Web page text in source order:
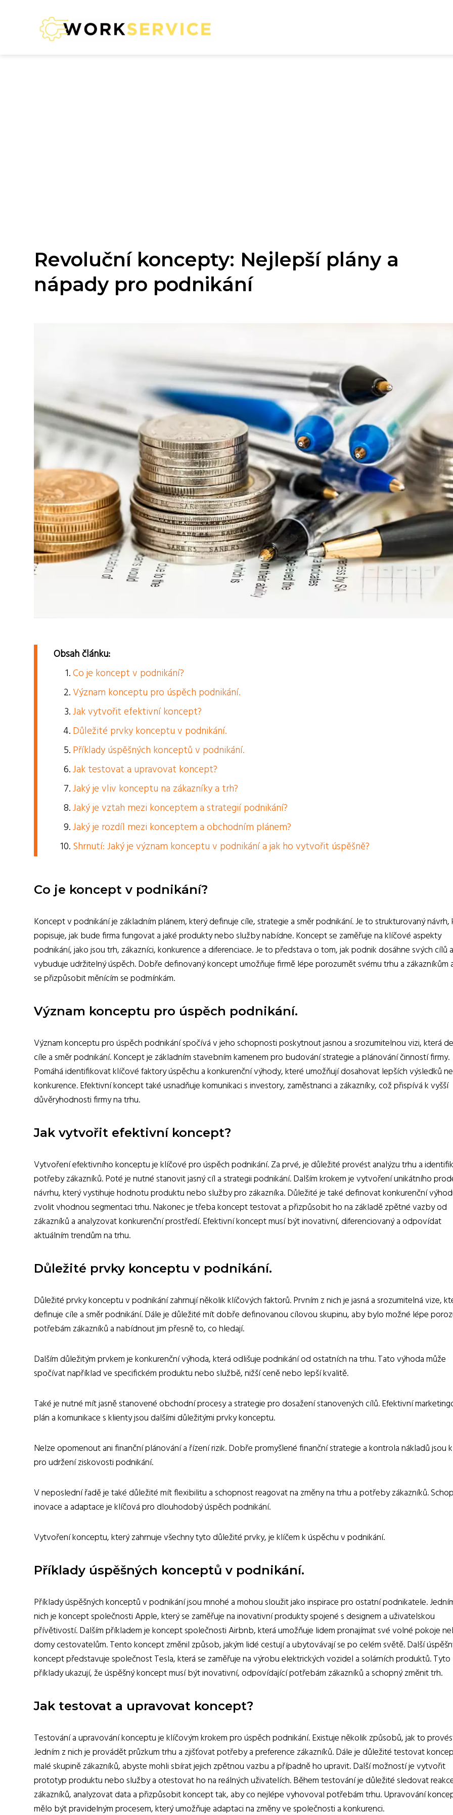
Revoluční koncepty: Nejlepší plány a
nápady pro podnikání
Obsah článku:
Co je koncept v podnikání?
Význam konceptu pro úspěch podnikání.
Jak vytvořit efektivní koncept?
Důležité prvky konceptu v podnikání.
Příklady úspěšných konceptů v podnikání.
Jak testovat a upravovat koncept?
Jaký je vliv konceptu na zákazníky a trh?
Jaký je vztah mezi konceptem a strategií podnikání?
Jaký je rozdíl mezi konceptem a obchodním plánem?
Shrnutí: Jaký je význam konceptu v podnikání a jak ho vytvořit úspěšně?
Co je koncept v podnikání?
Koncept v podnikání je základním plánem, který definuje cíle, strategie a směr podnikání. Je to strukturovaný návrh,
popisuje, jak bude firma fungovat a jaké produkty nebo služby nabídne. Koncept se zaměřuje na klíčové aspekty
podnikání, jako jsou trh, zákazníci, konkurence a diferenciace. Je to představa o tom, jak podnik dosáhne svých cílů a
vybuduje udržitelný úspěch. Dobře definovaný koncept umožňuje firmě lépe porozumět svému trhu a zákazníkům
se přizpůsobit měnícím se podmínkám.
Význam konceptu pro úspěch podnikání.
Význam konceptu pro úspěch podnikání spočívá v jeho schopnosti poskytnout jasnou a srozumitelnou vizi, která
cíle a směr podnikání. Koncept je základním stavebním kamenem pro budování strategie a plánování činností firmy.
Pomáhá identifikovat klíčové faktory úspěchu a konkurenční výhody, které umožňují dosahovat lepších výsledků
konkurence. Efektivní koncept také usnadňuje komunikaci s investory, zaměstnanci a zákazníky, což přispívá k vyšší
důvěryhodnosti firmy na trhu.
Jak vytvořit efektivní koncept?
Vytvoření efektivního konceptu je klíčové pro úspěch podnikání. Za prvé, je důležité provést analýzu trhu a
potřeby zákazníků. Poté je nutné stanovit jasný cíl a strategii podnikání. Dalším krokem je vytvoření unikátního
návrhu, který vystihuje hodnotu produktu nebo služby pro zákazníka. Důležité je také definovat konkurenční
zvolit vhodnou segmentaci trhu. Nakonec je třeba koncept testovat a přizpůsobit ho na základě zpětné vazby od
zákazníků a analyzovat konkurenční prostředí. Efektivní koncept musí být inovativní, diferenciovaný a odpovídat
aktuálním trendům na trhu.
Důležité prvky konceptu v podnikání.
Důležité prvky konceptu v podnikání zahrnují několik klíčových faktorů. Prvním z nich je jasná a srozumitelná vize,
definuje cíle a směr podnikání. Dále je důležité mít dobře definovanou cílovou skupinu, aby bylo možné lépe
potřebám zákazníků a nabídnout jim přesně to, co hledají.
Dalším důležitým prvkem je konkurenční výhoda, která odlišuje podnikání od ostatních na trhu. Tato výhoda může
spočívat například ve specifickém produktu nebo službě, nižší ceně nebo lepší kvalitě.
Také je nutné mít jasně stanovené obchodní procesy a strategie pro dosažení stanovených cílů. Efektivní
plán a komunikace s klienty jsou dalšími důležitými prvky konceptu.
Nelze opomenout ani finanční plánování a řízení rizik. Dobře promyšlené finanční strategie a kontrola nákladů jsou
pro udržení ziskovosti podnikání.
V neposlední řadě je také důležité mít flexibilitu a schopnost reagovat na změny na trhu a potřeby zákazníků.
inovace a adaptace je klíčová pro dlouhodobý úspěch podnikání.
Vytvoření konceptu, který zahrnuje všechny tyto důležité prvky, je klíčem k úspěchu v podnikání.
Příklady úspěšných konceptů v podnikání.
Příklady úspěšných konceptů v podnikání jsou mnohé a mohou sloužit jako inspirace pro ostatní podnikatele.
nich je koncept společnosti Apple, který se zaměřuje na inovativní produkty spojené s designem a uživatelskou
přívětivostí. Dalším příkladem je koncept společnosti Airbnb, která umožňuje lidem pronajímat své volné pokoje
domy cestovatelům. Tento koncept změnil způsob, jakým lidé cestují a ubytovávají se po celém světě. Další
koncept představuje společnost Tesla, která se zaměřuje na výrobu elektrických vozidel a solárních produktů. Tyto
příklady ukazují, že úspěšný koncept musí být inovativní, odpovídající potřebám zákazníků a schopný změnit trh.
Jak testovat a upravovat koncept?
Testování a upravování konceptu je klíčovým krokem pro úspěch podnikání. Existuje několik způsobů, jak to
Jedním z nich je provádět průzkum trhu a zjišťovat potřeby a preference zákazníků. Dále je důležité testovat
malé skupině zákazníků, abyste mohli sbírat jejich zpětnou vazbu a případně ho upravit. Další možností je vytvořit
prototyp produktu nebo služby a otestovat ho na reálných uživatelích. Během testování je důležité sledovat
zákazníků, analyzovat data a přizpůsobit koncept tak, aby co nejlépe vyhovoval potřebám trhu. Upravování
mělo být pravidelným procesem, který umožňuje adaptaci na změny ve společnosti a konkurenci.